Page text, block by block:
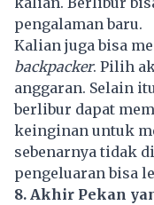
pengalaman baru.
Kalian juga bisa
backpacker. Pilih
anggaran. Selain
berlibur dapat
keinginan untuk
sebenarnya tidak
pengeluaran bisa
8. Akhir Pekan